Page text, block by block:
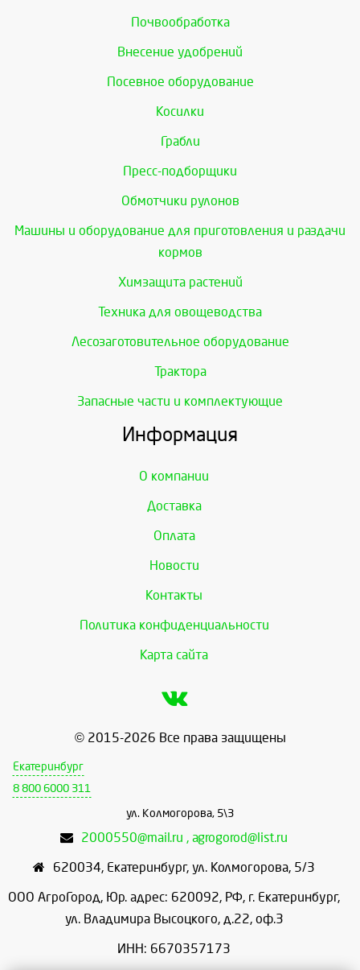
Почвообработка
Внесение удобрений
Посевное оборудование
Косилки
Грабли
Пресс-подборщики
Обмотчики рулонов
Машины и оборудование для приготовления и раздачи
кормов
Химзащита растений
Техника для овощеводства
Лесозаготовительное оборудование
Трактора
Запасные части и комплектующие
Информация
О компании
Доставка
Оплата
Новости
Контакты
Политика конфиденциальности
Карта сайта
© 2015-2026 Все права защищены
Екатеринбург
8 800 6000 311
ул. Колмогорова, 5\3
2000550@mail.ru , agrogorod@list.ru
620034, Екатеринбург, ул. Колмогорова, 5/3
ООО АгроГород, Юр. адрес: 620092, РФ, г. Екатеринбург,
ул. Владимира Высоцкого, д.22, оф.3
ИНН: 6670357173